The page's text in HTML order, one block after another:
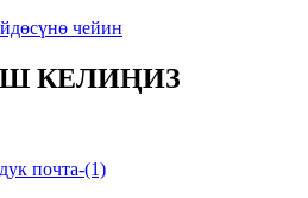
чейин
КЕЛИҢИЗ